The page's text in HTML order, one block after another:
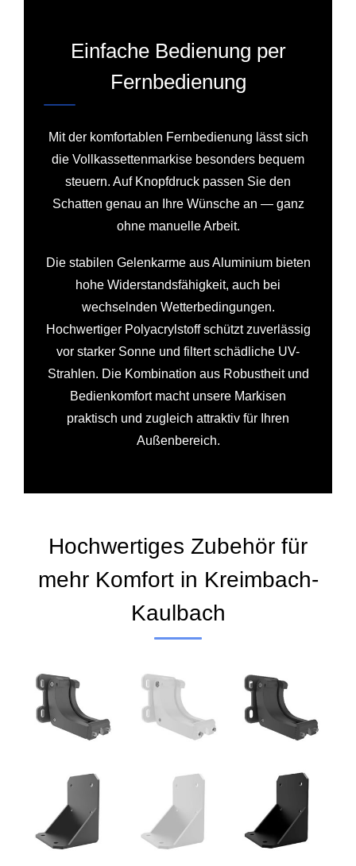
Einfache Bedienung per
Fernbedienung
Mit der komfortablen Fernbedienung lässt sich
die Vollkassettenmarkise besonders bequem
steuern. Auf Knopfdruck passen Sie den
Schatten genau an Ihre Wünsche an — ganz
ohne manuelle Arbeit.
Die stabilen Gelenkarme aus Aluminium bieten
hohe Widerstandsfähigkeit, auch bei
wechselnden Wetterbedingungen.
Hochwertiger Polyacrylstoff schützt zuverlässig
vor starker Sonne und filtert schädliche UV-
Strahlen. Die Kombination aus Robustheit und
Bedienkomfort macht unsere Markisen
praktisch und zugleich attraktiv für Ihren
Außenbereich.
Hochwertiges Zubehör für
mehr Komfort in Kreimbach-
Kaulbach